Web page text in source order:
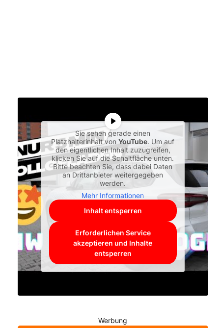
Sie sehen gerade einen
Platzhalterinhalt vonYouTube. Um auf
den eigentlichen Inhalt zuzugreifen,
klicken Sie auf die Schaltfläche unten.
Bitte beachten Sie, dass dabei Daten
an Drittanbieter weitergegeben
werden.
Mehr Informationen
Inhalt entsperren
Erforderlichen Service
akzeptieren und Inhalte
entsperren
Werbung